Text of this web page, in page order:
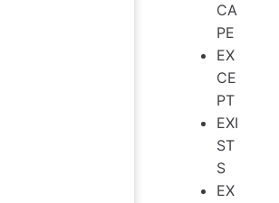
CA
PE
EX
CE
PT
EXI
ST
S
EX